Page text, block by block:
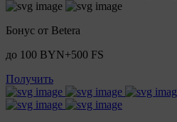
Бонус от Betera
до 100 BYN+500 FS
Получить